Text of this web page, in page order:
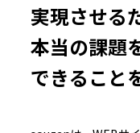
実現させる
本当の課題
できること